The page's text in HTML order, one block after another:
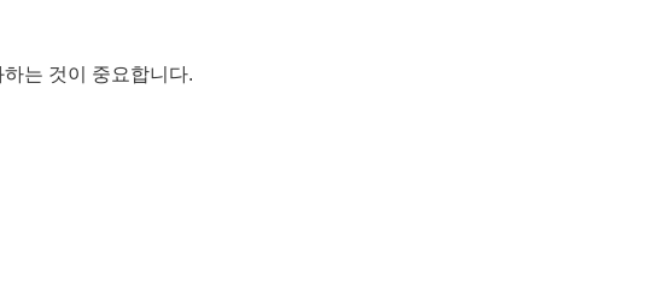
는 것이 중요합니다.